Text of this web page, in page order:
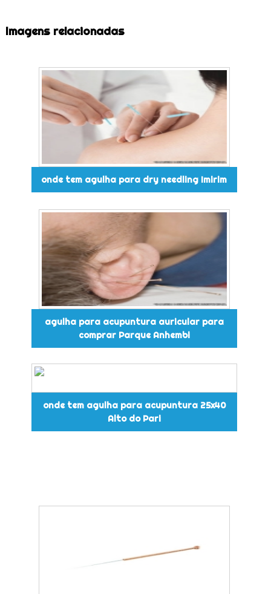
Imagens relacionadas
onde tem agulha para dry needling Imirim
agulha para acupuntura auricular para
comprar Parque Anhembi
onde tem agulha para acupuntura 25x40
Alto do Pari